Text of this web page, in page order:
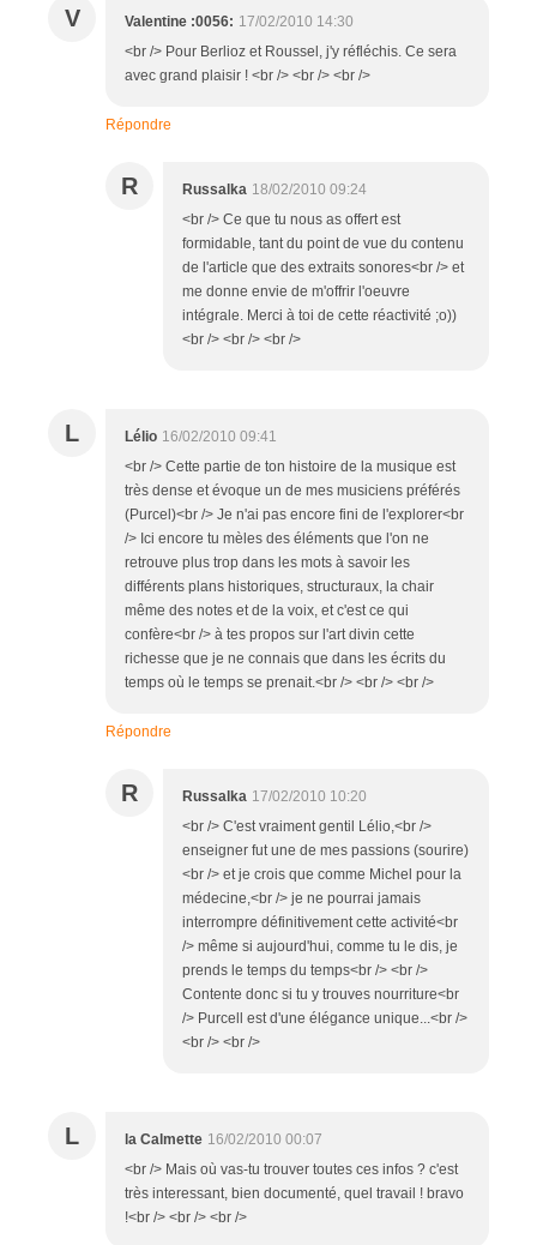
V Valentine :0056: 17/02/2010 14:30
<br /> Pour Berlioz et Roussel, j'y réfléchis. Ce sera
avec grand plaisir ! <br /> <br /> <br />
Répondre
R Russalka 18/02/2010 09:24
<br /> Ce que tu nous as offert est
formidable, tant du point de vue du contenu
de l'article que des extraits sonores<br /> et
me donne envie de m'offrir l'oeuvre
intégrale. Merci à toi de cette réactivité ;o))
<br /> <br /> <br />
L Lélio 16/02/2010 09:41
<br /> Cette partie de ton histoire de la musique est
très dense et évoque un de mes musiciens préférés
(Purcel)<br /> Je n'ai pas encore fini de l'explorer<br
/> Ici encore tu mèles des éléments que l'on ne
retrouve plus trop dans les mots à savoir les
différents plans historiques, structuraux, la chair
même des notes et de la voix, et c'est ce qui
confère<br /> à tes propos sur l'art divin cette
richesse que je ne connais que dans les écrits du
temps où le temps se prenait.<br /> <br /> <br />
Répondre
R Russalka 17/02/2010 10:20
<br /> C'est vraiment gentil Lélio,<br />
enseigner fut une de mes passions (sourire)
<br /> et je crois que comme Michel pour la
médecine,<br /> je ne pourrai jamais
interrompre définitivement cette activité<br
/> même si aujourd'hui, comme tu le dis, je
prends le temps du temps<br /> <br />
Contente donc si tu y trouves nourriture<br
/> Purcell est d'une élégance unique...<br />
<br /> <br />
L la Calmette 16/02/2010 00:07
<br /> Mais où vas-tu trouver toutes ces infos ? c'est
très interessant, bien documenté, quel travail ! bravo
!<br /> <br /> <br />